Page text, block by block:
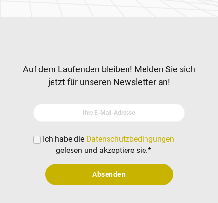
Newsletter
Auf dem Laufenden bleiben! Melden Sie sich
jetzt für unseren Newsletter an!
Ihre E-Mail-Adresse
Ich habe die Datenschutzbedingungen
gelesen und akzeptiere sie.*
Absenden